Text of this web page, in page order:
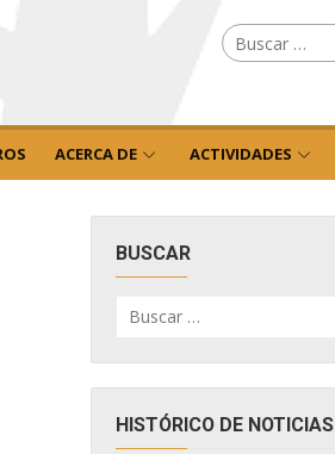
Buscar
por:
ACERCA DE ACTIVIDADES
BUSCAR
por:
HISTÓRICO DE NOTICIAS